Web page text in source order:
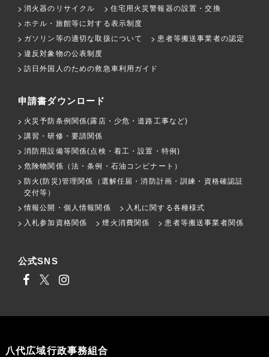
消火器のリサイクル
住宅用火災警報器の設置・交換
ホテル・旅館等に対する表示制度
ガソリン等の適切な取扱について
患者等搬送事業者の認定
違反対象物の公表制度
訪日外国人のための救急車利用ガイド
申請書ダウンロード
火災予防条例関係(露店・少危・道路工事など)
講習・研修・要請関係
消防用設備等関係(点検・着工・設置・特例)
危険物関係（法・条例・石油コンビナート）
防火(防災)管理関係（選解任届・消防計画・訓練・資格確認証
交付等）
情報公開・個人情報関係
入札に関する各種様式
入札参加資格関係
煙火消費関係 患者等搬送事業者関係
公式SNS
八代広域行政事務組合